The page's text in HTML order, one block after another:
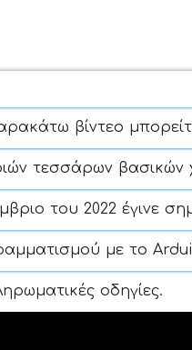
βίντεο
τεσσάρων βασικών
του 2022 έγινε
με το
οδηγίες.